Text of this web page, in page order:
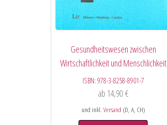
Gesundheitswesen zwischen
Wirtschaftlichkeit und Menschlichkeit
ISBN: 978-3-8258-8901-7
ab 14,90 €
und inkl. Versand (D, A, CH)